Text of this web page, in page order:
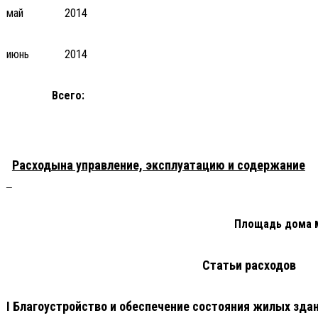
май 2014
июнь 2014
Всего:
Расходына управление, эксплуатацию и содержание
Площадь дома
Статьи расходов
I Благоустройство и обеспечение состояния жилых